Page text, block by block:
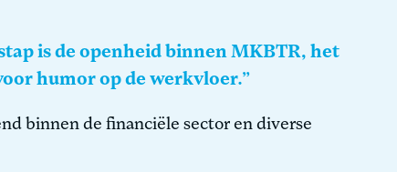
is de openheid binnen MKBTR, het
humor op de werkvloer.”
binnen de financiële sector en diverse